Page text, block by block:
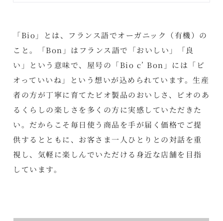
「Bio」とは、フランス語でオーガニック（有機）の
こと。「Bon」はフランス語で「おいしい」「良
い」という意味で、屋号の「Bio c’ Bon」には「ビ
オっていいね」という想いが込められています。生産
者の方が丁寧に育てたビオ製品のおいしさ、ビオのあ
るくらしの楽しさを多くの方に実感していただきた
い。だからこそ毎日使う商品を手が届く価格でご提
供するとともに、お客さま一人ひとりとの対話を重
視し、気軽に楽しんでいただける身近な店舗を目指
しています。